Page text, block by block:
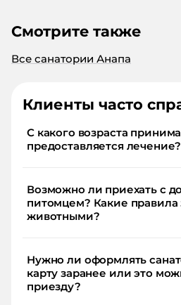
Смотрите также
Все санатории Анапа
Клиенты часто
С какого возраста
предоставляется лечение?
Возможно ли приехать с
питомцем? Какие правила
животными?
Нужно ли оформлять
карту заранее или это
приезду?